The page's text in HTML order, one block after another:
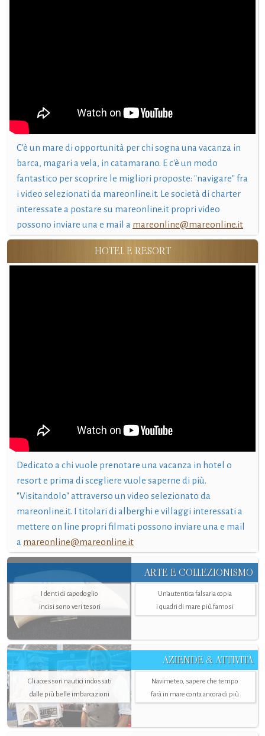
C'è un mare di opportunità per chi sogna una vacanza in
barca, magari a vela, in catamarano. E c'è un modo
fantastico per scoprire le migliori proposte: "navigare" fra
i video selezionati da mareonline.it. Le società di charter
interessate a postare su mareonline.it propri video
possono inviare una e mail a mareonline@mareonline.it
HOTEL E RESORT
Dedicato a chi vuole prenotare una vacanza in hotel o
resort e prima di scegliere vuole saperne di più.
"Visitandolo" attraverso un video selezionato da
mareonline.it. I titolari di alberghi e villaggi interessati a
mettere on line propri filmati possono inviare una e mail
a mareonline@mareonline.it
ARTE E COLLEZIONISMO
I denti di capodoglio
incisi sono veri tesori
Un’autentica falsaria copia
i quadri di mare più famosi
AZIENDE & ATTIVITÀ
Gli accessori nautici indossati
dalle più belle imbarcazioni
Navimeteo, sapere che tempo
farà in mare conta ancora di più